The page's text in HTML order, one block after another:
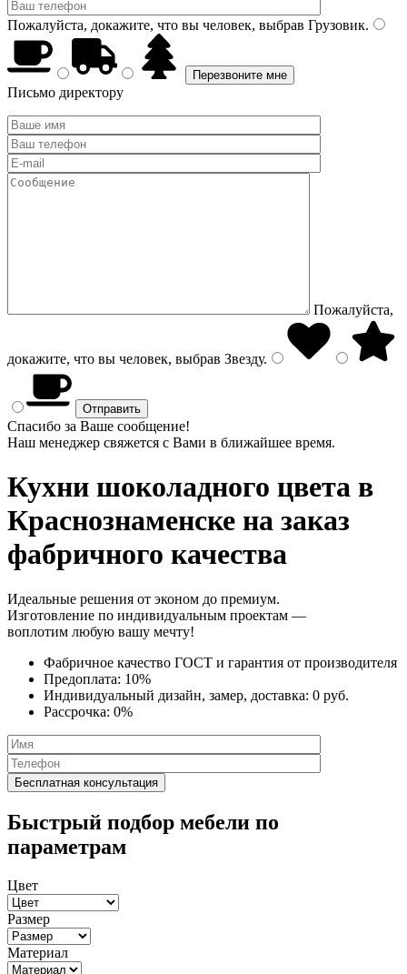
Пожалуйста, докажите, что вы человек, выбрав Грузовик.
Письмо директору
Пожалуйста,
докажите, что вы человек, выбрав Звезду.
Спасибо за Ваше сообщение!
Наш менеджер свяжется с Вами в ближайшее время.
Кухни шоколадного цвета в
Краснознаменске на заказ
фабричного качества
Идеальные решения от эконом до премиум.
Изготовление по индивидуальным проектам —
воплотим любую вашу мечту!
Фабричное качество ГОСТ и гарантия от производителя
Предоплата: 10%
Индивидуальный дизайн, замер, доставка: 0 руб.
Рассрочка: 0%
Быстрый подбор мебели по
параметрам
Цвет
Размер
Материал